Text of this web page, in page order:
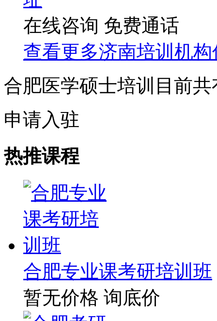
在线咨询 免费通话
查看更多济南培训机构
合肥医学硕士培训目前
申请入驻
热推课程
合肥专业课考研培训班
暂无价格 询底价